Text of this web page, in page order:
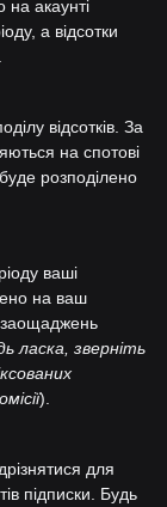
на акаунті
а відсотки
відсотків. За
на спотові
розподілено
ваші
на ваш
заощаджень
ласка, зверніть
).
для
підписки. Будь